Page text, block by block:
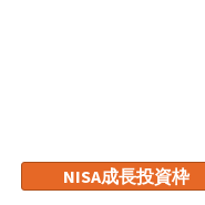
NISA成長投資枠